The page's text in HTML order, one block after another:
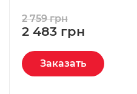
2 483 грн
2 759 грн
Заказать